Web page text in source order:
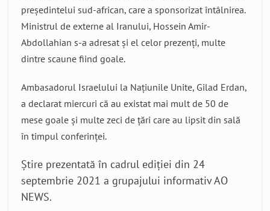
președintelui sud-african, care a sponsorizat întâlnirea.
Ministrul de externe al Iranului, Hossein Amir-
Abdollahian s-a adresat și el celor prezenți, multe
dintre scaune fiind goale.
Ambasadorul Israelului la Națiunile Unite, Gilad Erdan,
a declarat miercuri că au existat mai mult de 50 de
mese goale și multe zeci de țări care au lipsit din sală
în timpul conferinței.
Știre prezentată în cadrul ediției din 24
septembrie 2021 a grupajului informativ AO
NEWS.